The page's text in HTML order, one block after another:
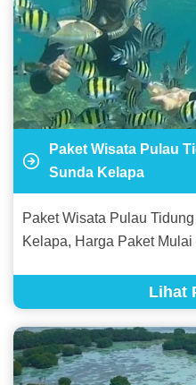
Paket Wisata Pulau
Sunda Kelapa
Paket Wisata Pulau
Kelapa, Harga Paket
Lihat